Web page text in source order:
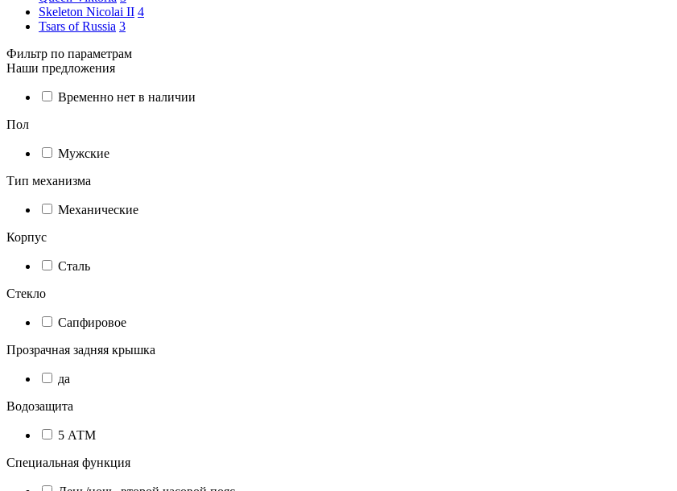
Skeleton Nicolai II 4
Tsars of Russia 3
Фильтр по параметрам
Наши предложения
Временно нет в наличии
Пол
Мужские
Тип механизма
Механические
Корпус
Сталь
Стекло
Сапфировое
Прозрачная задняя крышка
да
Водозащита
5 АТМ
Специальная функция